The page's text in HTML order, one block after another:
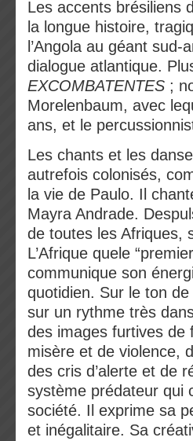
Les accents brésiliens
la longue histoire,
l’Angola au géant
dialogue atlantique.
EXCOMBATENTES ;
Morelenbaum, avec
ans, et le
Les chants et les
autrefois colonisés,
la vie de Paulo. Il
Mayra Andrade.
de toutes les Afriques,
L’Afrique quele
communique son
quotidien. Sur le ton
sur un rythme très
des images furtives de
misère et de violence,
des cris d’alerte et de
système prédateur qui
société. Il exprime sa
et inégalitaire. Sa